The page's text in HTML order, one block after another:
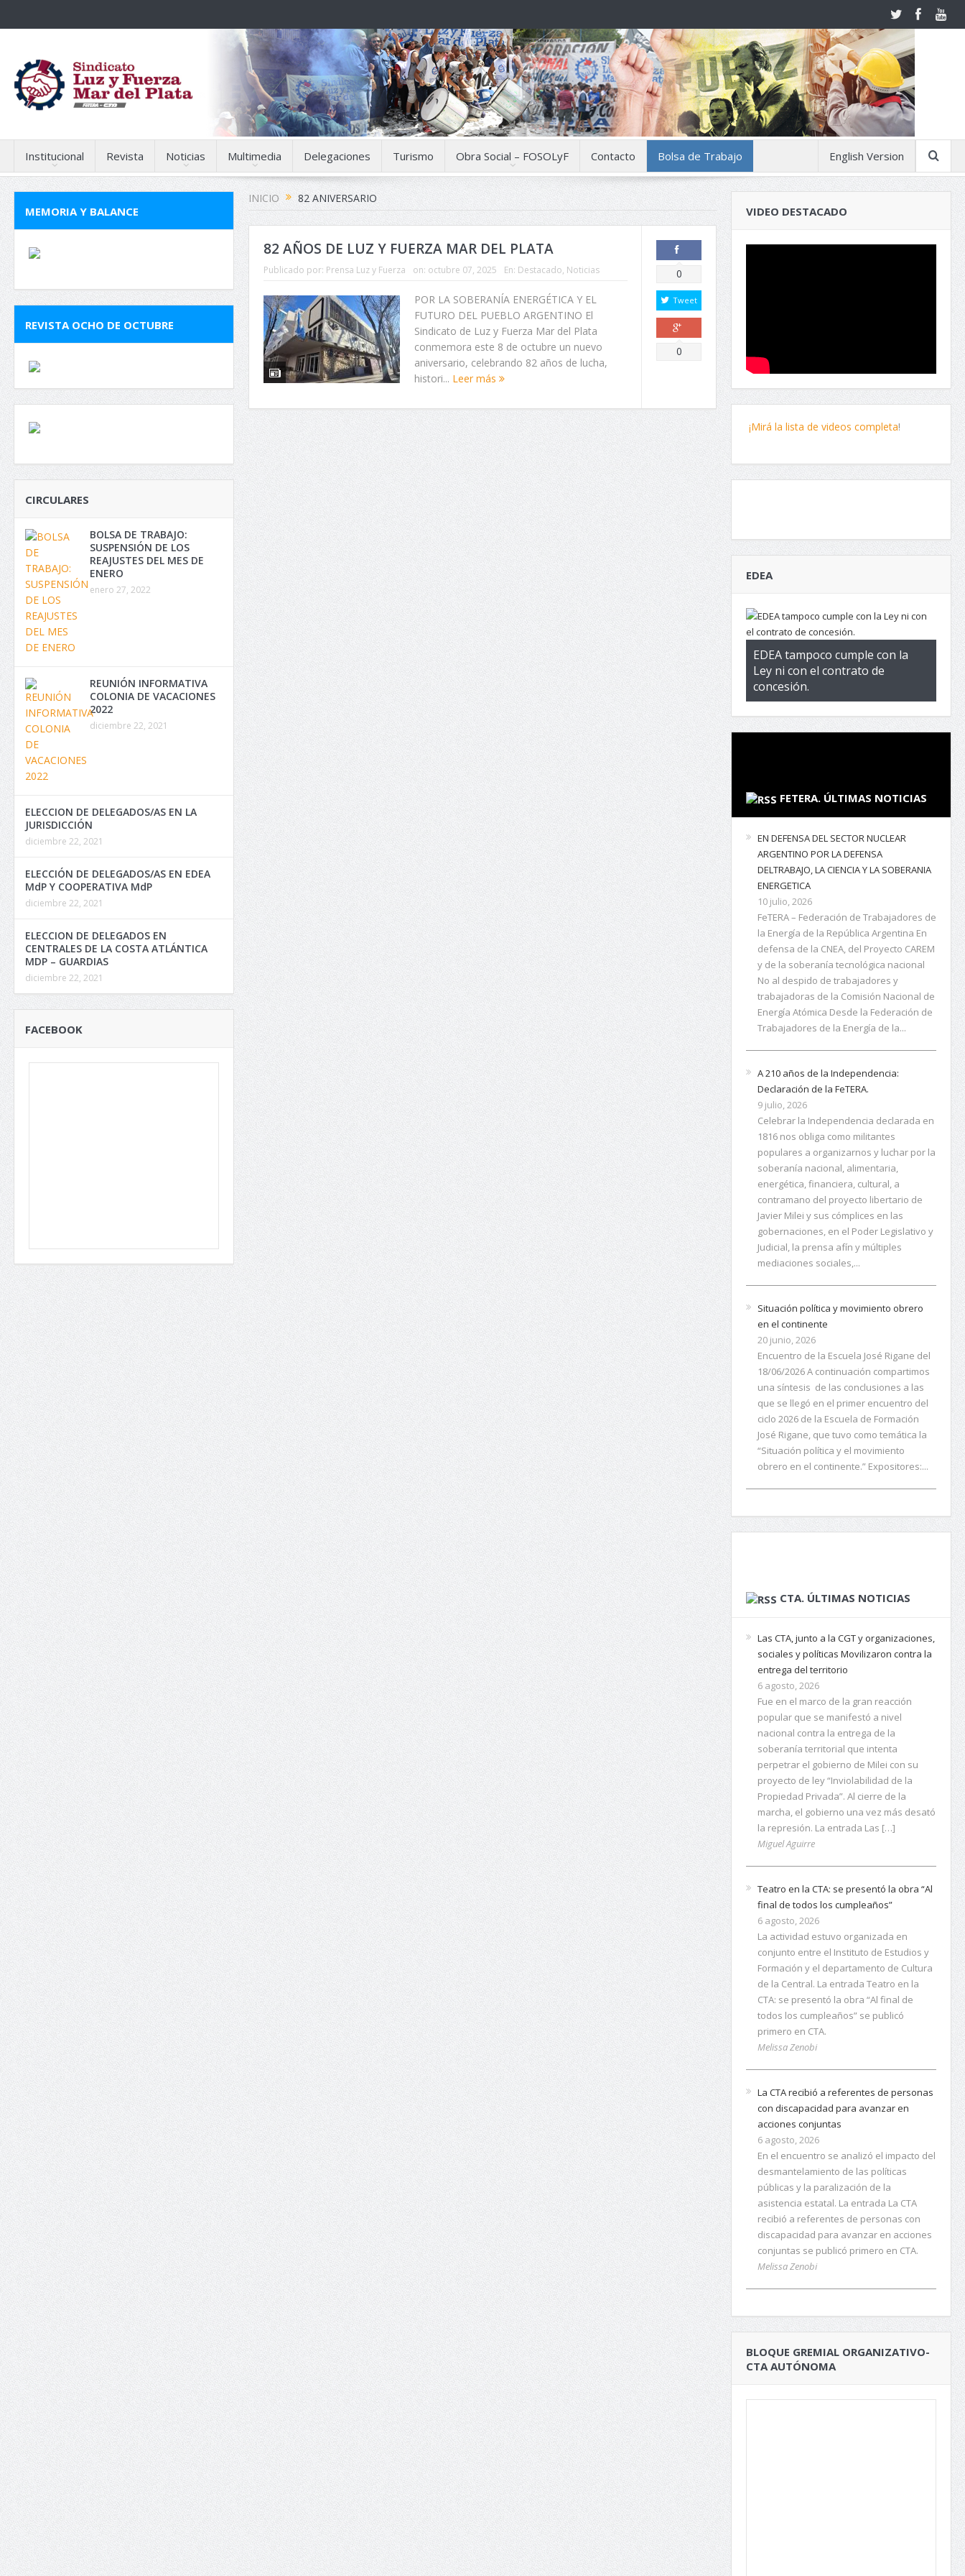
Institucional Revista Noticias Multimedia Delegaciones Turismo Obra Social – FOSOLyF Contacto Bolsa de Trabajo English Version
INICIO 82 ANIVERSARIO
82 AÑOS DE LUZ Y FUERZA MAR DEL PLATA
Publicado por: Prensa Luz y Fuerza on: octubre 07, 2025 En: Destacado, Noticias
POR LA SOBERANÍA ENERGÉTICA Y EL
FUTURO DEL PUEBLO ARGENTINO El
Sindicato de Luz y Fuerza Mar del Plata
conmemora este 8 de octubre un nuevo
aniversario, celebrando 82 años de lucha,
histori... Leer más
Comparte
0
Tweet
Comparte
0
MEMORIA Y BALANCE
REVISTA OCHO DE OCTUBRE
CIRCULARES
BOLSA DE TRABAJO:
SUSPENSIÓN DE LOS
REAJUSTES DEL MES DE
ENERO
enero 27, 2022
REUNIÓN INFORMATIVA
COLONIA DE VACACIONES
2022
diciembre 22, 2021
ELECCION DE DELEGADOS/AS EN LA
JURISDICCIÓN
diciembre 22, 2021
ELECCIÓN DE DELEGADOS/AS EN EDEA
MdP Y COOPERATIVA MdP
diciembre 22, 2021
ELECCION DE DELEGADOS EN
CENTRALES DE LA COSTA ATLÁNTICA
MDP – GUARDIAS
diciembre 22, 2021
FACEBOOK
VIDEO DESTACADO
¡Mirá la lista de videos completa!
EDEA
EDEA tampoco cumple con la
Ley ni con el contrato de
concesión.
FETERA. ÚLTIMAS NOTICIAS
EN DEFENSA DEL SECTOR NUCLEAR
ARGENTINO POR LA DEFENSA
DELTRABAJO, LA CIENCIA Y LA SOBERANIA
ENERGETICA
10 julio, 2026
FeTERA – Federación de Trabajadores de
la Energía de la República Argentina En
defensa de la CNEA, del Proyecto CAREM
y de la soberanía tecnológica nacional
No al despido de trabajadores y
trabajadoras de la Comisión Nacional de
Energía Atómica Desde la Federación de
Trabajadores de la Energía de la...
A 210 años de la Independencia:
Declaración de la FeTERA.
9 julio, 2026
Celebrar la Independencia declarada en
1816 nos obliga como militantes
populares a organizarnos y luchar por la
soberanía nacional, alimentaria,
energética, financiera, cultural, a
contramano del proyecto libertario de
Javier Milei y sus cómplices en las
gobernaciones, en el Poder Legislativo y
Judicial, la prensa afín y múltiples
mediaciones sociales,...
Situación política y movimiento obrero
en el continente
20 junio, 2026
Encuentro de la Escuela José Rigane del
18/06/2026 A continuación compartimos
una síntesis de las conclusiones a las
que se llegó en el primer encuentro del
ciclo 2026 de la Escuela de Formación
José Rigane, que tuvo como temática la
“Situación política y el movimiento
obrero en el continente.” Expositores:...
CTA. ÚLTIMAS NOTICIAS
Las CTA, junto a la CGT y organizaciones,
sociales y políticas Movilizaron contra la
entrega del territorio
6 agosto, 2026
Fue en el marco de la gran reacción
popular que se manifestó a nivel
nacional contra la entrega de la
soberanía territorial que intenta
perpetrar el gobierno de Milei con su
proyecto de ley “Inviolabilidad de la
Propiedad Privada”. Al cierre de la
marcha, el gobierno una vez más desató
la represión. La entrada Las […]
Miguel Aguirre
Teatro en la CTA: se presentó la obra “Al
final de todos los cumpleaños”
6 agosto, 2026
La actividad estuvo organizada en
conjunto entre el Instituto de Estudios y
Formación y el departamento de Cultura
de la Central. La entrada Teatro en la
CTA: se presentó la obra “Al final de
todos los cumpleaños” se publicó
primero en CTA.
Melissa Zenobi
La CTA recibió a referentes de personas
con discapacidad para avanzar en
acciones conjuntas
6 agosto, 2026
En el encuentro se analizó el impacto del
desmantelamiento de las políticas
públicas y la paralización de la
asistencia estatal. La entrada La CTA
recibió a referentes de personas con
discapacidad para avanzar en acciones
conjuntas se publicó primero en CTA.
Melissa Zenobi
BLOQUE GREMIAL ORGANIZATIVO-
CTA AUTÓNOMA